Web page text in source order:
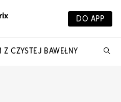
DO APP
Z CZYSTEJ BAWEŁNY